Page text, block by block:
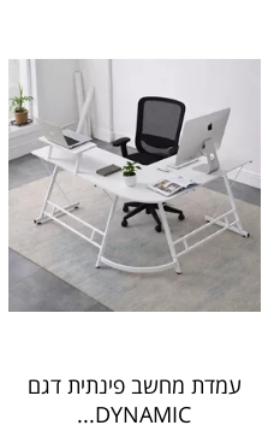
עמדת מחשב פינתית דגם
DYNAMIC...